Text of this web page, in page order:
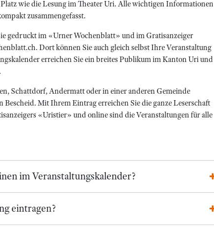
wie die Lesung im Theater Uri. Alle wichtigen Informationen
zusammengefasst.
gedruckt im «Urner Wochenblatt» und im Gratisanzeiger
Dort können Sie auch gleich selbst Ihre Veranstaltung
erreichen Sie ein breites Publikum im Kanton Uri und
Schattdorf, Andermatt oder in einer anderen Gemeinde
Mit Ihrem Eintrag erreichen Sie die ganze Leserschaft
«Uristier» und online sind die Veranstaltungen für alle
im Veranstaltungskalender?
eintragen?